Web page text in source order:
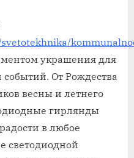
украшения для
От Рождества
весны и летнего
гирлянды
в любое
светодиодной